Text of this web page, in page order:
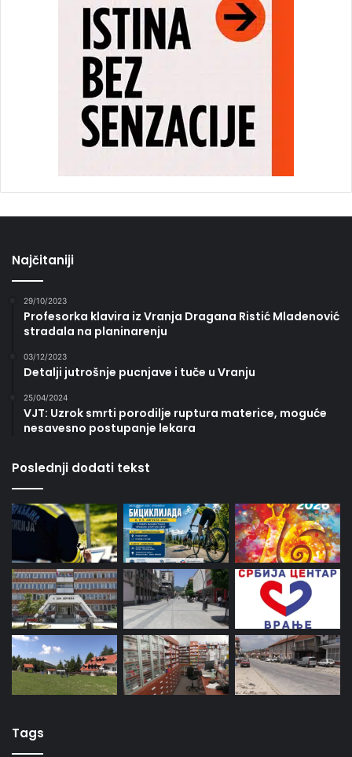
Najčitaniji
29/10/2023
Profesorka klavira iz Vranja Dragana Ristić Mladenović
stradala na planinarenju
03/12/2023
Detalji jutrošnje pucnjave i tuče u Vranju
25/04/2024
VJT: Uzrok smrti porodilje ruptura materice, moguće
nesavesno postupanje lekara
Poslednji dodati tekst
Tags